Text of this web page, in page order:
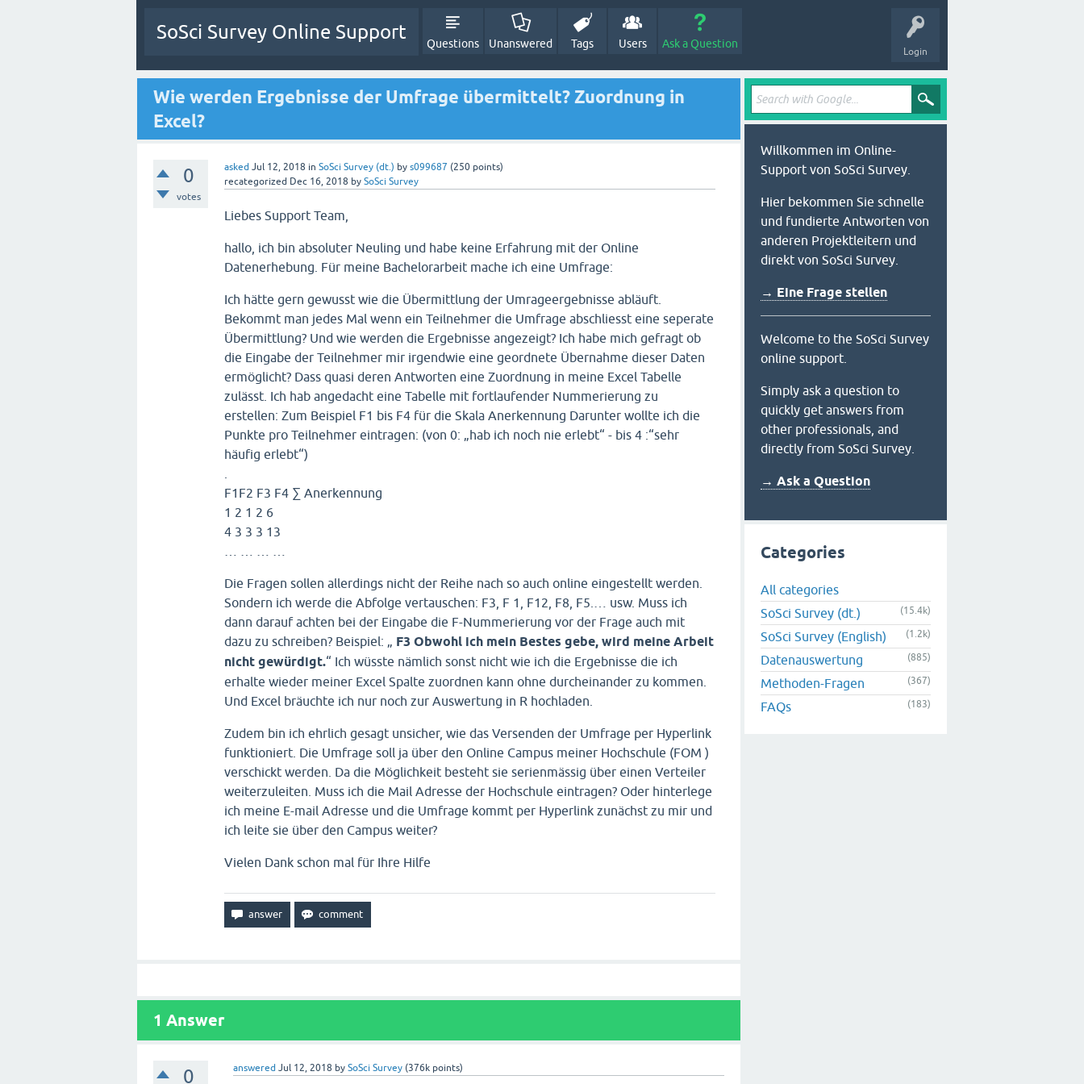
Login
SoSci Survey Online Support
Questions Unanswered Tags Users Ask a Question
Wie werden Ergebnisse der Umfrage übermittelt? Zuordnung in
Excel?
0
votes
asked Jul 12, 2018 in SoSci Survey (dt.) by s099687 (250 points)
recategorized Dec 16, 2018 by SoSci Survey
Liebes Support Team,
hallo, ich bin absoluter Neuling und habe keine Erfahrung mit der Online
Datenerhebung. Für meine Bachelorarbeit mache ich eine Umfrage:
Ich hätte gern gewusst wie die Übermittlung der Umrageergebnisse abläuft.
Bekommt man jedes Mal wenn ein Teilnehmer die Umfrage abschliesst eine seperate
Übermittlung? Und wie werden die Ergebnisse angezeigt? Ich habe mich gefragt ob
die Eingabe der Teilnehmer mir irgendwie eine geordnete Übernahme dieser Daten
ermöglicht? Dass quasi deren Antworten eine Zuordnung in meine Excel Tabelle
zulässt. Ich hab angedacht eine Tabelle mit fortlaufender Nummerierung zu
erstellen: Zum Beispiel F1 bis F4 für die Skala Anerkennung Darunter wollte ich die
Punkte pro Teilnehmer eintragen: (von 0: „hab ich noch nie erlebt“ - bis 4 :“sehr
häufig erlebt“)
F1F2 F3 F4 ∑ Anerkennung
1 2 1 2 6
4 3 3 3 13
Die Fragen sollen allerdings nicht der Reihe nach so auch online eingestellt werden.
Sondern ich werde die Abfolge vertauschen: F3, F 1, F12, F8, F5.… usw. Muss ich
dann darauf achten bei der Eingabe die F-Nummerierung vor der Frage auch mit
dazu zu schreiben? Beispiel: „ F3 Obwohl ich mein Bestes gebe, wird meine Arbeit
nicht gewürdigt.“ Ich wüsste nämlich sonst nicht wie ich die Ergebnisse die ich
erhalte wieder meiner Excel Spalte zuordnen kann ohne durcheinander zu kommen.
Und Excel bräuchte ich nur noch zur Auswertung in R hochladen.
Zudem bin ich ehrlich gesagt unsicher, wie das Versenden der Umfrage per Hyperlink
funktioniert. Die Umfrage soll ja über den Online Campus meiner Hochschule (FOM )
verschickt werden. Da die Möglichkeit besteht sie serienmässig über einen Verteiler
weiterzuleiten. Muss ich die Mail Adresse der Hochschule eintragen? Oder hinterlege
ich meine E-mail Adresse und die Umfrage kommt per Hyperlink zunächst zu mir und
ich leite sie über den Campus weiter?
Vielen Dank schon mal für Ihre Hilfe
1 Answer
0 answered Jul 12, 2018 bySoSci Survey (376k points)
Willkommen im Online-
Support von SoSci Survey.
Hier bekommen Sie schnelle
und fundierte Antworten von
anderen Projektleitern und
direkt von SoSci Survey.
→ Eine Frage stellen
Welcome to the SoSci Survey
online support.
Simply ask a question to
quickly get answers from
other professionals, and
directly from SoSci Survey.
→ Ask a Question
Categories
All categories
SoSci Survey (dt.)
(15.4k)
SoSci Survey (English) (1.2k)
Datenauswertung (885)
Methoden-Fragen (367)
FAQs (183)